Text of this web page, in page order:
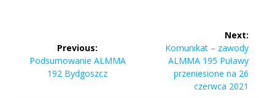
wpisuPrevious:
Previous
post:
Podsumowanie ALMMA
192 Bydgoszcz
Next:
Next
post:
Komunikat – zawody
ALMMA 195 Puławy
przeniesione na 26
czerwca 2021